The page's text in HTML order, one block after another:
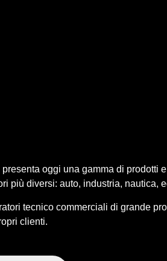
oggi una gamma di prodotti
più diversi: auto, industria, nautica,
tecnico commerciali di grande
clienti.